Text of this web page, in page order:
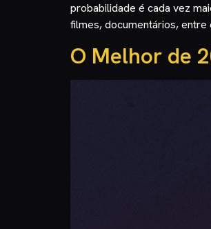
probabilidade é cada vez
filmes, documentários, entre
O Melhor de